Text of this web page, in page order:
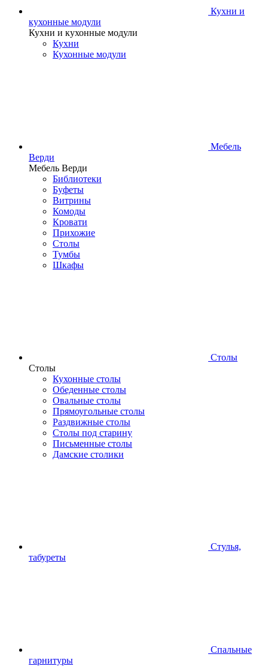
Кухни и
кухонные модули
Кухни и кухонные модули
Кухни
Кухонные модули
Мебель
Верди
Мебель Верди
Библиотеки
Буфеты
Витрины
Комоды
Кровати
Прихожие
Столы
Тумбы
Шкафы
Столы
Столы
Кухонные столы
Обеденные столы
Овальные столы
Прямоугольные столы
Раздвижные столы
Столы под старину
Письменные столы
Дамские столики
Стулья,
табуреты
Спальные
гарнитуры